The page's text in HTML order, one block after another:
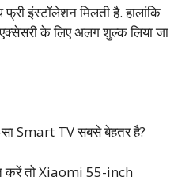
इंस्टॉलेशन मिलती है. हालांकि
के लिए अलग शुल्क लिया जा
Smart TV सबसे बेहतर है?
करें तो Xiaomi 55-inch